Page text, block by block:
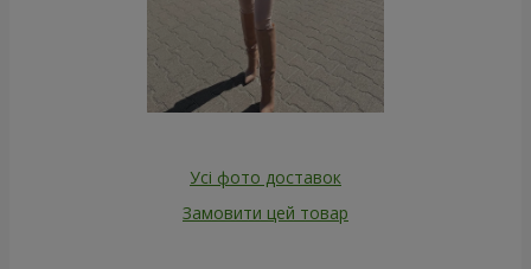
Усі фото доставок
Замовити цей товар